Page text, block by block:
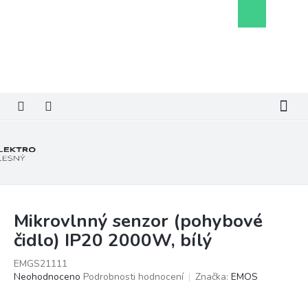
košík
Mikrovlnný senzor (pohybové
čidlo) IP20 2000W, bílý
EMGS21111
Průměrné
Neohodnoceno Podrobnosti hodnocení Značka: EMOS